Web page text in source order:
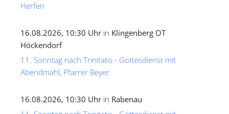
Herfen
16.08.2026, 10:30 Uhr in Klingenberg OT
Höckendorf
11. Sonntag nach Trinitatis - Gottesdienst mit
Abendmahl, Pfarrer Beyer
16.08.2026, 10:30 Uhr in Rabenau